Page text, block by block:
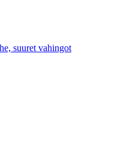
suuret vahingot